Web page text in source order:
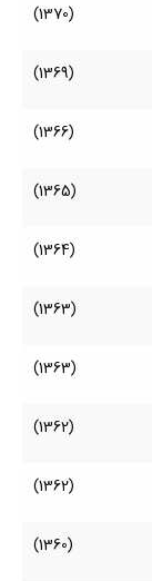
(1370)
(1369)
(1366)
(1365)
(1364)
(1363)
(1363)
(1362)
(1362)
(1360)